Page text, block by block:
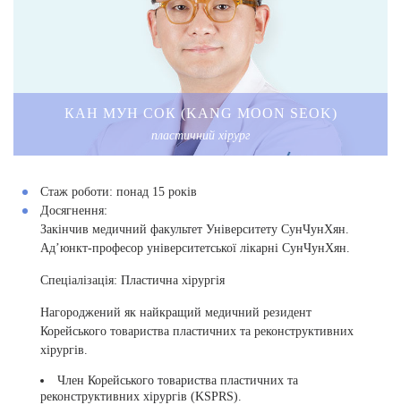
КАН МУН СОК (KANG MOON SEOK)
пластичний хірург
Стаж роботи: понад 15 років
Досягнення:
Закінчив медичний факультет Університету СунЧунХян.
Ад’юнкт-професор університетської лікарні СунЧунХян.
Спеціалізація: Пластична хірургія
Нагороджений як найкращий медичний резидент
Корейського товариства пластичних та реконструктивних
хірургів.
Член Корейського товариства пластичних та
реконструктивних хірургів (KSPRS).